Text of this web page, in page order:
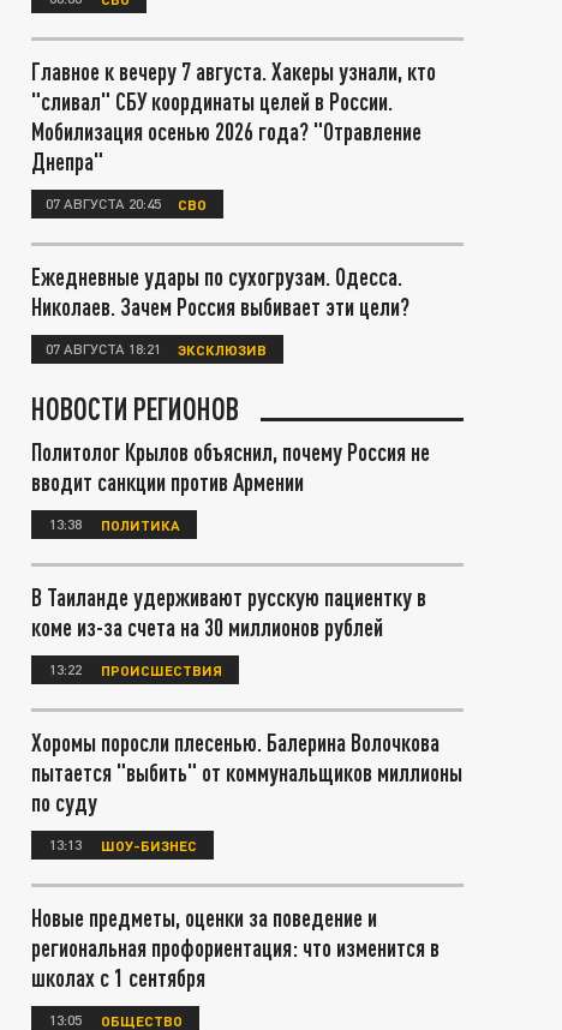
Главное к вечеру 7 августа. Хакеры узнали, кто
"сливал" СБУ координаты целей в России.
Мобилизация осенью 2026 года? "Отравление
Днепра"
07 АВГУСТА 20:45 СВО
Ежедневные удары по сухогрузам. Одесса.
Николаев. Зачем Россия выбивает эти цели?
07 АВГУСТА 18:21 ЭКСКЛЮЗИВ
НОВОСТИ РЕГИОНОВ
Политолог Крылов объяснил, почему Россия не
вводит санкции против Армении
13:38 ПОЛИТИКА
В Таиланде удерживают русскую пациентку в
коме из-за счета на 30 миллионов рублей
13:22 ПРОИСШЕСТВИЯ
Хоромы поросли плесенью. Балерина Волочкова
пытается "выбить" от коммунальщиков миллионы
по суду
13:13 ШОУ-БИЗНЕС
Новые предметы, оценки за поведение и
региональная профориентация: что изменится в
школах с 1 сентября
13:05 ОБЩЕСТВО